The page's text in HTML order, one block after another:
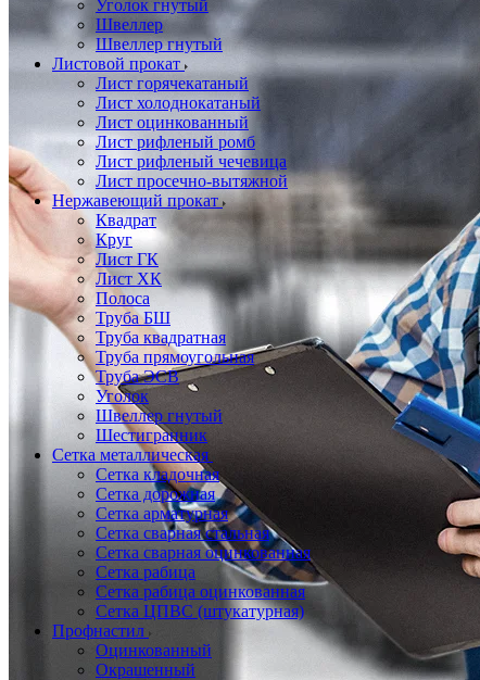
Уголок гнутый
Швеллер
Швеллер гнутый
Листовой прокат
Лист горячекатаный
Лист холоднокатаный
Лист оцинкованный
Лист рифленый ромб
Лист рифленый чечевица
Лист просечно-вытяжной
Нержавеющий прокат
Квадрат
Круг
Лист ГК
Лист ХК
Полоса
Труба БШ
Труба квадратная
Труба прямоугольная
Труба ЭСВ
Уголок
Швеллер гнутый
Шестигранник
Сетка металлическая
Сетка кладочная
Сетка дорожная
Сетка арматурная
Сетка сварная стальная
Сетка сварная оцинкованная
Сетка рабица
Сетка рабица оцинкованная
Сетка ЦПВС (штукатурная)
Профнастил
Оцинкованный
Окрашенный